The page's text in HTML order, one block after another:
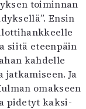
toiminnan
Ensin
siitä eteenpäin
kahdelle
Ja
omakseen
pidetyt kaksi-